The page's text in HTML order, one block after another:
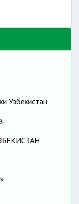
Узбекистан